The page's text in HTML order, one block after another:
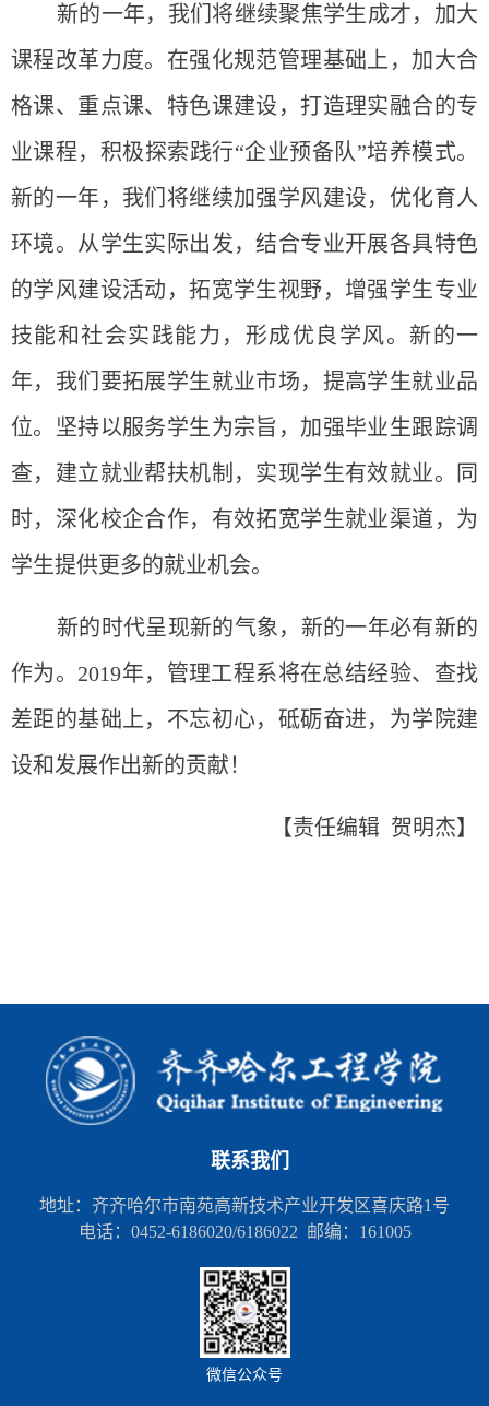
新的一年，我们将继续聚焦学生成才，加大
课程改革力度。在强化规范管理基础上，加大合
格课、重点课、特色课建设，打造理实融合的专
业课程，积极探索践行“企业预备队”培养模式。
新的一年，我们将继续加强学风建设，优化育人
环境。从学生实际出发，结合专业开展各具特色
的学风建设活动，拓宽学生视野，增强学生专业
技能和社会实践能力，形成优良学风。新的一
年，我们要拓展学生就业市场，提高学生就业品
位。坚持以服务学生为宗旨，加强毕业生跟踪调
查，建立就业帮扶机制，实现学生有效就业。同
时，深化校企合作，有效拓宽学生就业渠道，为
学生提供更多的就业机会。
新的时代呈现新的气象，新的一年必有新的
作为。2019年，管理工程系将在总结经验、查找
差距的基础上，不忘初心，砥砺奋进，为学院建
设和发展作出新的贡献！
【责任编辑 贺明杰】
联系我们
地址：齐齐哈尔市南苑高新技术产业开发区喜庆路1号
电话：0452-6186020/6186022 邮编：161005
微信公众号